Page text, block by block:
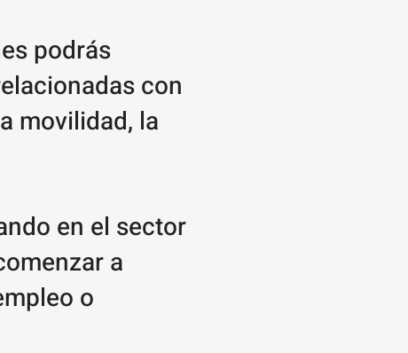
podrás
con
movilidad, la
en el sector
a
o